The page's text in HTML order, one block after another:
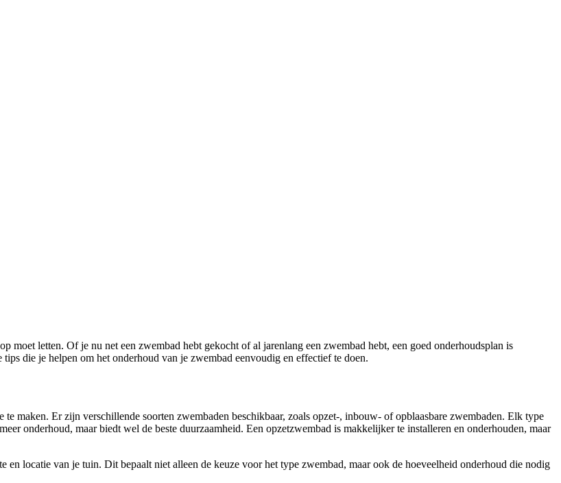
moet letten. Of je nu net een zwembad hebt gekocht of al jarenlang een zwembad hebt, een goed onderhoudsplan is
die je helpen om het onderhoud van je zwembad eenvoudig en effectief te doen.
maken. Er zijn verschillende soorten zwembaden beschikbaar, zoals opzet-, inbouw- of opblaasbare zwembaden. Elk type
onderhoud, maar biedt wel de beste duurzaamheid. Een opzetzwembad is makkelijker te installeren en onderhouden, maar
en locatie van je tuin. Dit bepaalt niet alleen de keuze voor het type zwembad, maar ook de hoeveelheid onderhoud die nodig